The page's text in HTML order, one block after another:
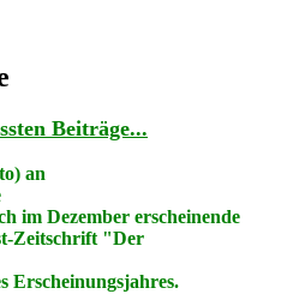
Beiträge...
an
im Dezember erscheinende
Zeitschrift "Der
Erscheinungsjahres.